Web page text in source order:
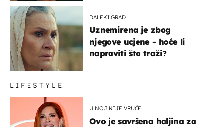
DALEKI GRAD
Uznemirena je zbog
njegove ucjene - hoće li
napraviti što traži?
LIFESTYLE
U NOJ NIJE VRUĆE
Ovo je savršena haljina za